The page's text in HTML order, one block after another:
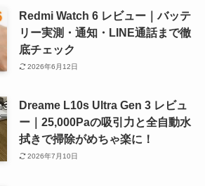
Redmi Watch 6 レビュー｜バッテ
リー実測・通知・LINE通話まで徹
底チェック
2026年6月12日
Dreame L10s Ultra Gen 3 レビュ
ー｜25,000Paの吸引力と全自動水
拭きで掃除がめちゃ楽に！
2026年7月10日